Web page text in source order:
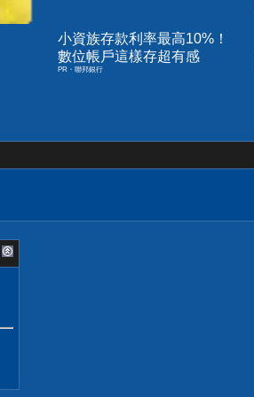
小資族存款利率最高10%！
數位帳戶這樣存超有感
PR・聯邦銀行